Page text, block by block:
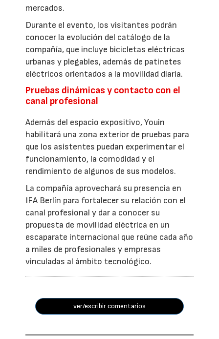
mercados.
Durante el evento, los visitantes podrán
conocer la evolución del catálogo de la
compañía, que incluye bicicletas eléctricas
urbanas y plegables, además de patinetes
eléctricos orientados a la movilidad diaria.
Pruebas dinámicas y contacto con el
canal profesional
Además del espacio expositivo, Youin
habilitará una zona exterior de pruebas para
que los asistentes puedan experimentar el
funcionamiento, la comodidad y el
rendimiento de algunos de sus modelos.
La compañía aprovechará su presencia en
IFA Berlín para fortalecer su relación con el
canal profesional y dar a conocer su
propuesta de movilidad eléctrica en un
escaparate internacional que reúne cada año
a miles de profesionales y empresas
vinculadas al ámbito tecnológico.
ver/escribir comentarios